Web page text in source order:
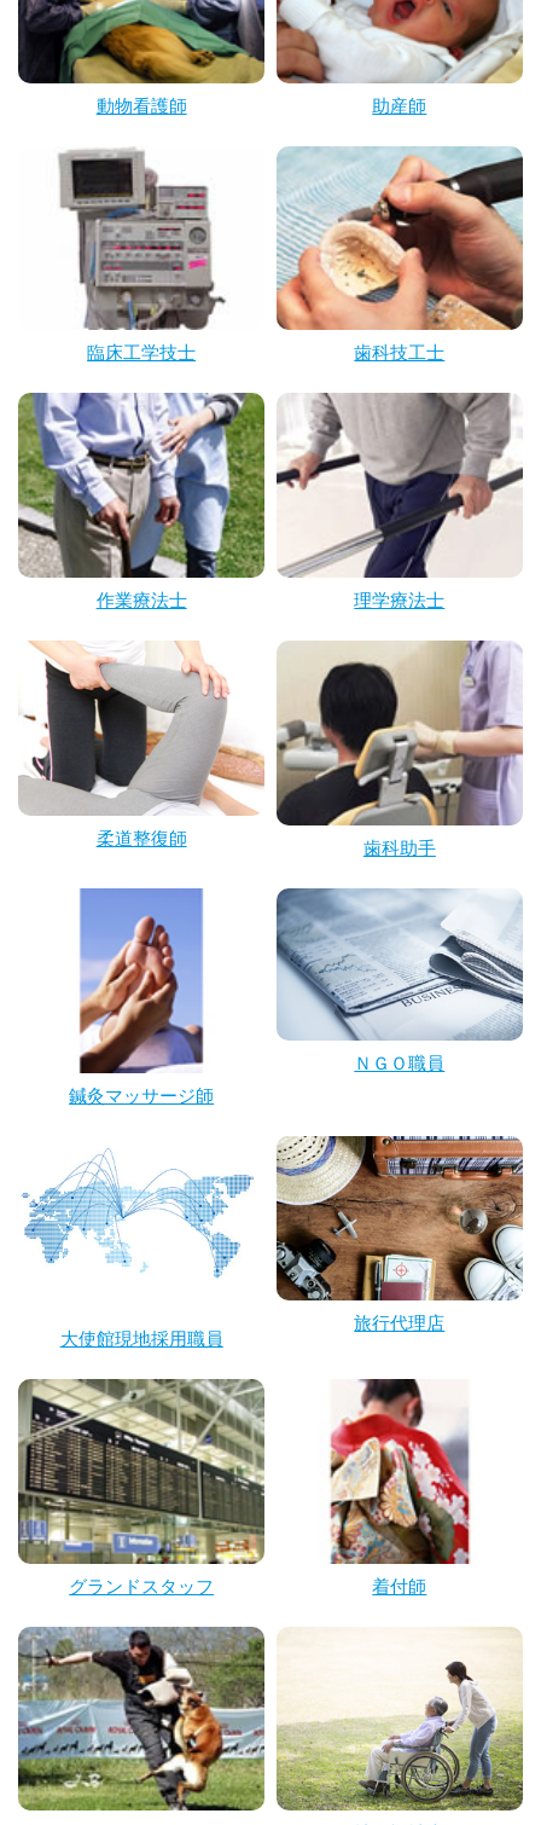
動物看護師 助産師
臨床工学技士 歯科技工士
作業療法士 理学療法士
柔道整復師 歯科助手
鍼灸マッサージ師
ＮＧＯ職員
大使館現地採用職員
旅行代理店
グランドスタッフ 着付師